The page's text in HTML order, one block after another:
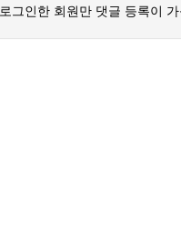
로그인한 회원만 댓글 등록이 가